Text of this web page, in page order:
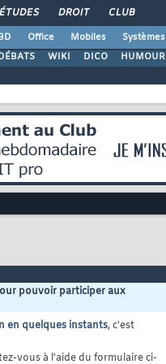
ÉTUDES DROIT CLUB
Office Mobiles
Systèmes
WIKI DICO HUMOUR
pouvoir participer aux
en quelques instants, c'est
vous à l'aide du formulaire ci-